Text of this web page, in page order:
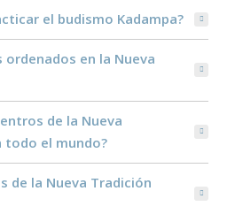
el budismo Kadampa?
ordenados en la Nueva
de la Nueva
todo el mundo?
de la Nueva Tradición